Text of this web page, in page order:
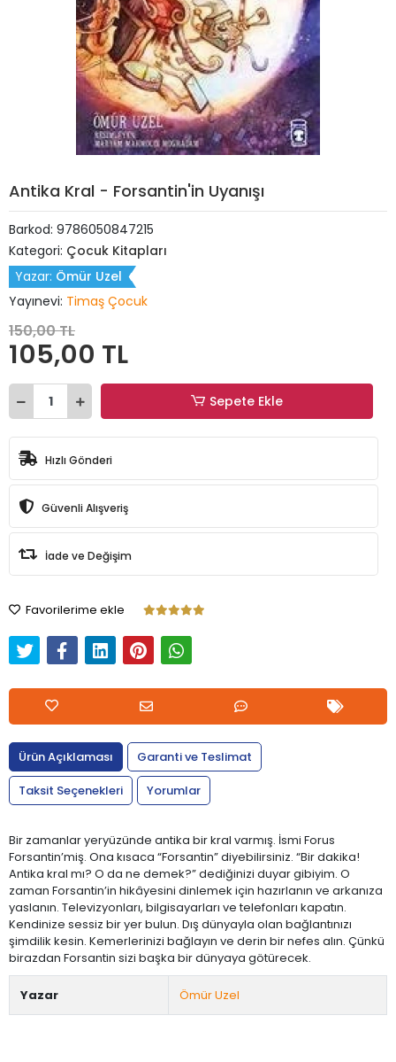
Antika Kral - Forsantin'in Uyanışı
Barkod: 9786050847215
Kategori: Çocuk Kitapları
Yazar: Ömür Uzel
Yayınevi: Timaş Çocuk
150,00 TL
105,00 TL
Sepete Ekle
Hızlı Gönderi
Güvenli Alışveriş
İade ve Değişim
Favorilerime ekle
Ürün Açıklaması
Garanti ve Teslimat
Taksit Seçenekleri
Yorumlar
Bir zamanlar yeryüzünde antika bir kral varmış. İsmi Forus
Forsantin’miş. Ona kısaca “Forsantin” diyebilirsiniz. “Bir dakika!
Antika kral mı? O da ne demek?” dediğinizi duyar gibiyim. O
zaman Forsantin’in hikâyesini dinlemek için hazırlanın ve arkanıza
yaslanın. Televizyonları, bilgisayarları ve telefonları kapatın.
Kendinize sessiz bir yer bulun. Dış dünyayla olan bağlantınızı
şimdilik kesin. Kemerlerinizi bağlayın ve derin bir nefes alın. Çünkü
birazdan Forsantin sizi başka bir dünyaya götürecek.
Yazar Ömür Uzel